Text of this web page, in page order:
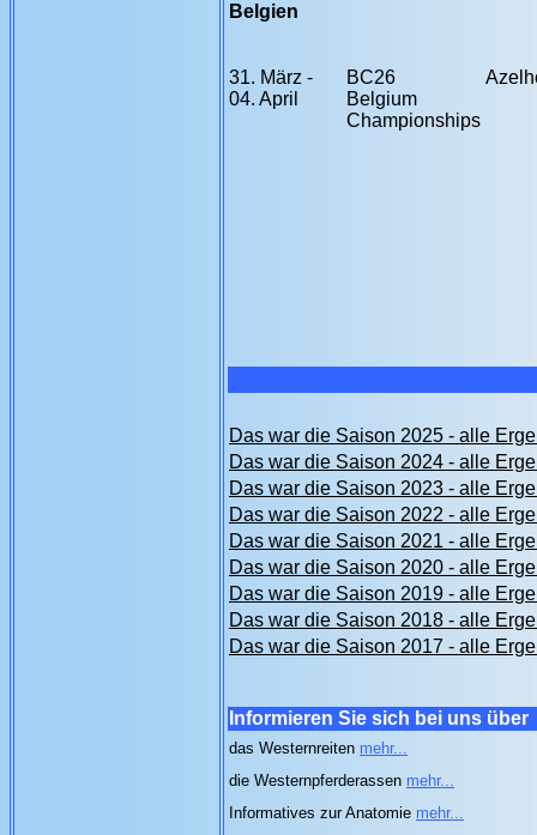
Belgien
31. März -
04. April
BC26
Belgium
Championships
Das war die Saison 2025 - alle
Das war die Saison 2024 - alle
Das war die Saison 2023 - alle
Das war die Saison 2022 - alle
Das war die Saison 2021 - alle
Das war die Saison 2020 - alle
Das war die Saison 2019 - alle
Das war die Saison 2018 - alle
Das war die Saison 2017 - alle
Informieren Sie sich bei uns über
das Westernreiten mehr...
die Westernpferderassen mehr...
Informatives zur Anatomie mehr...